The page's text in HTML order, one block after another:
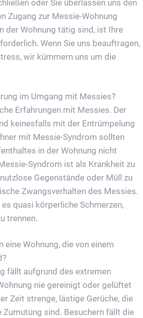
oder Sie überlassen uns den
Zugang zur Messie-Wohnung
der Wohnung tätig sind, ist Ihre
Wenn Sie uns beauftragen,
wir kümmern uns um die
im Umgang mit Messies?
Erfahrungen mit Messies. Der
keinesfalls mit der Entrümpelung
mit Messie-Syndrom sollten
in der Wohnung nicht
Syndrom ist als Krankheit zu
Gegenstände oder Müll zu
Zwangsverhalten des Messies.
quasi körperliche Schmerzen,
trennen.
eine Wohnung, die von einem
fällt aufgrund des extremen
nie gereinigt oder gelüftet
Zeit strenge, lästige Gerüche, die
Zumutung sind. Besuchern fällt die